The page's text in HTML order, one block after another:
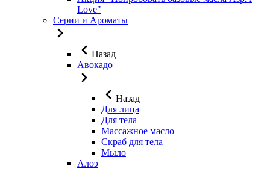
Love"
Серии и Ароматы
Назад
Авокадо
Назад
Для лица
Для тела
Массажное масло
Скраб для тела
Мыло
Алоэ